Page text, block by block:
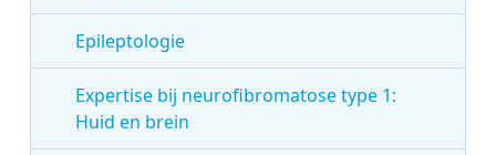
Epileptologie
Expertise bij neurofibromatose type 1:
Huid en brein